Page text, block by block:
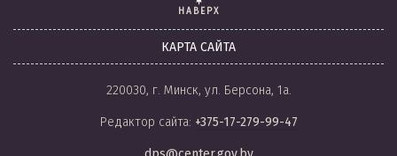
НАВЕРХ
КАРТА САЙТА
220030, г. Минск, ул. Берсона, 1а.
Редактор сайта: +375-17-279-99-47